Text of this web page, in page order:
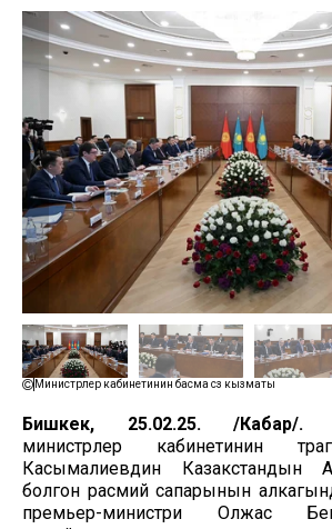
Министрлер кабинетинин басма сөз кызматы
Бишкек, 25.02.25. /Кабар/.
министрлер кабинетинин
Касымалиевдин Казакстандын
болгон расмий сапарынын
премьер-министри Олжас